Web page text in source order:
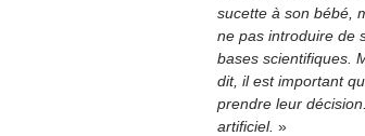
sucette à son bébé,
ne pas introduire de
bases scientifiques.
dit, il est important
prendre leur
artificiel. »